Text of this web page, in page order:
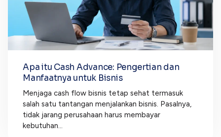
Apa itu Cash Advance: Pengertian dan
Manfaatnya untuk Bisnis
Menjaga cash flow bisnis tetap sehat termasuk
salah satu tantangan menjalankan bisnis. Pasalnya,
tidak jarang perusahaan harus membayar
kebutuhan...